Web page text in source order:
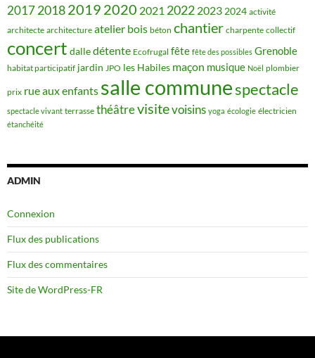
201720182019 2020 2021 2022 2023 2024 activité
architecte architecture atelier bois béton chantier charpente collectif
concert dalledétente Ecofrugal fête fête des possibles Grenoble
habitat participatif jardin JPO les Habiles maçon musique Noël plombier
prix rue aux enfants salle communespectacle
spectacle vivant terrasse théâtrevisitevoisins yoga écologie électricien
étanchéité
ADMIN
Connexion
Flux des publications
Flux des commentaires
Site de WordPress-FR